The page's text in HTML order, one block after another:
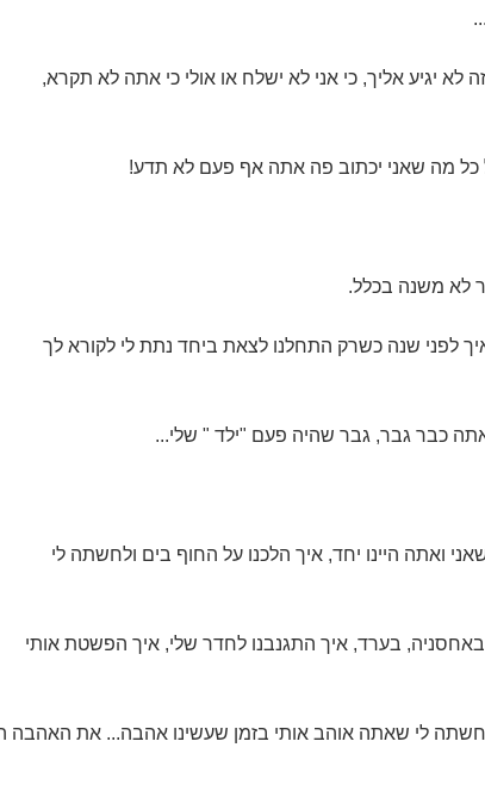
לא יגיע אליך, כי אני לא ישלח או אולי כי אתה לא תקרא,
כל מה שאני יכתוב פה אתה אף פעם לא תדע!
לא משנה בכלל.
איך לפני שנה כשרק התחלנו לצאת ביחד נתת לי לקורא לך
כבר גבר, גבר שהיה פעם "ילד " שלי...
ואתה היינו יחד, איך הלכנו על החוף בים ולחשתה לי
באחסניה, בערד, איך התגנבנו לחדר שלי, איך הפשטת אותי
לי שאתה אוהב אותי בזמן שעשינו אהבה... את האהבה